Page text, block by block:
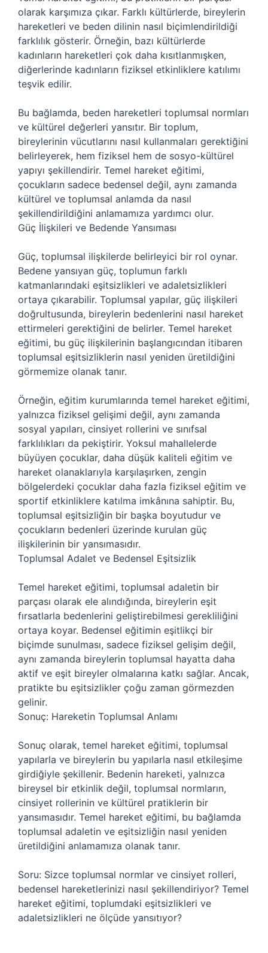
olarak karşımıza çıkar. Farklı kültürlerde, bireylerin
hareketleri ve beden dilinin nasıl biçimlendirildiği
farklılık gösterir. Örneğin, bazı kültürlerde
kadınların hareketleri çok daha kısıtlanmışken,
diğerlerinde kadınların fiziksel etkinliklere katılımı
teşvik edilir.
Bu bağlamda, beden hareketleri toplumsal normları
ve kültürel değerleri yansıtır. Bir toplum,
bireylerinin vücutlarını nasıl kullanmaları gerektiğini
belirleyerek, hem fiziksel hem de sosyo-kültürel
yapıyı şekillendirir. Temel hareket eğitimi,
çocukların sadece bedensel değil, aynı zamanda
kültürel ve toplumsal anlamda da nasıl
şekillendirildiğini anlamamıza yardımcı olur.
Güç İlişkileri ve Bedende Yansıması
Güç, toplumsal ilişkilerde belirleyici bir rol oynar.
Bedene yansıyan güç, toplumun farklı
katmanlarındaki eşitsizlikleri ve adaletsizlikleri
ortaya çıkarabilir. Toplumsal yapılar, güç ilişkileri
doğrultusunda, bireylerin bedenlerini nasıl hareket
ettirmeleri gerektiğini de belirler. Temel hareket
eğitimi, bu güç ilişkilerinin başlangıcından itibaren
toplumsal eşitsizliklerin nasıl yeniden üretildiğini
görmemize olanak tanır.
Örneğin, eğitim kurumlarında temel hareket eğitimi,
yalnızca fiziksel gelişimi değil, aynı zamanda
sosyal yapıları, cinsiyet rollerini ve sınıfsal
farklılıkları da pekiştirir. Yoksul mahallelerde
büyüyen çocuklar, daha düşük kaliteli eğitim ve
hareket olanaklarıyla karşılaşırken, zengin
bölgelerdeki çocuklar daha fazla fiziksel eğitim ve
sportif etkinliklere katılma imkânına sahiptir. Bu,
toplumsal eşitsizliğin bir başka boyutudur ve
çocukların bedenleri üzerinde kurulan güç
ilişkilerinin bir yansımasıdır.
Toplumsal Adalet ve Bedensel Eşitsizlik
Temel hareket eğitimi, toplumsal adaletin bir
parçası olarak ele alındığında, bireylerin eşit
fırsatlarla bedenlerini geliştirebilmesi gerekliliğini
ortaya koyar. Bedensel eğitimin eşitlikçi bir
biçimde sunulması, sadece fiziksel gelişim değil,
aynı zamanda bireylerin toplumsal hayatta daha
aktif ve eşit bireyler olmalarına katkı sağlar. Ancak,
pratikte bu eşitsizlikler çoğu zaman görmezden
gelinir.
Sonuç: Hareketin Toplumsal Anlamı
Sonuç olarak, temel hareket eğitimi, toplumsal
yapılarla ve bireylerin bu yapılarla nasıl etkileşime
girdiğiyle şekillenir. Bedenin hareketi, yalnızca
bireysel bir etkinlik değil, toplumsal normların,
cinsiyet rollerinin ve kültürel pratiklerin bir
yansımasıdır. Temel hareket eğitimi, bu bağlamda
toplumsal adaletin ve eşitsizliğin nasıl yeniden
üretildiğini anlamamıza olanak tanır.
Soru: Sizce toplumsal normlar ve cinsiyet rolleri,
bedensel hareketlerinizi nasıl şekillendiriyor? Temel
hareket eğitimi, toplumdaki eşitsizlikleri ve
adaletsizlikleri ne ölçüde yansıtıyor?